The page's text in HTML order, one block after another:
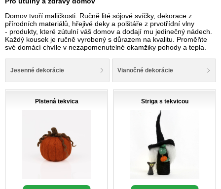
Domov tvoří maličkosti. Ručně lité sójové svíčky, dekorace z
přírodních materiálů, hřejivé deky a polštáře z prvotřídní vlny
- produkty, které zútulní váš domov a dodají mu jedinečný nádech.
Každý kousek je ručně vyrobený s důrazem na kvalitu. Proměňte
své domácí chvíle v nezapomenutelné okamžiky pohody a tepla.
Jesenné dekorácie Vianočné dekorácie
Plstená tekvica Striga s tekvicou